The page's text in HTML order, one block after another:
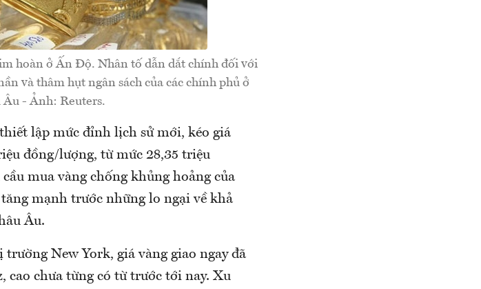
hoàn ở Ấn Độ. Nhân tố dẫn dắt chính đối với
và thâm hụt ngân sách của các chính phủ ở
Âu - Ảnh: Reuters.
lập mức đỉnh lịch sử mới, kéo giá
đồng/lượng, từ mức 28,35 triệu
mua vàng chống khủng hoảng của
mạnh trước những lo ngại về khả
Âu.
New York, giá vàng giao ngay đã
cao chưa từng có từ trước tới nay. Xu